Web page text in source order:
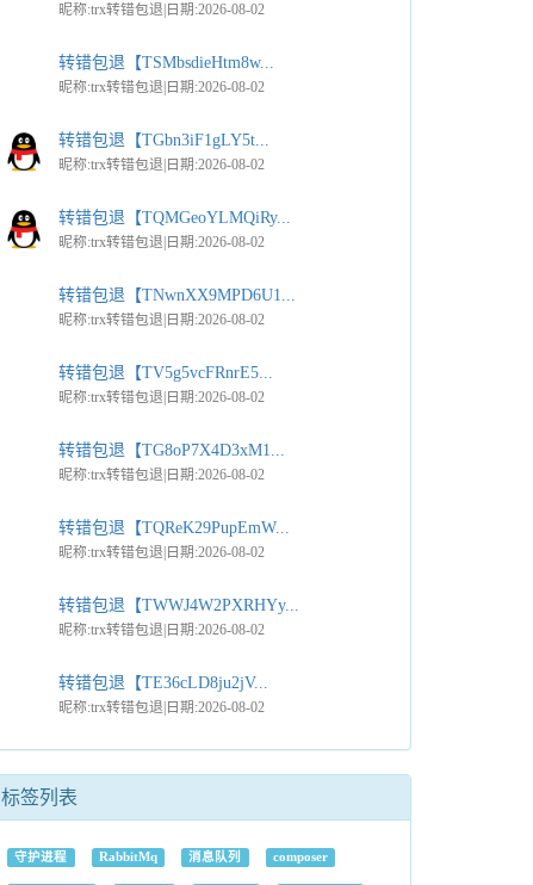
昵称:trx转错包退|日期:2026-08-02
转错包退【TSMbsdieHtm8w...
昵称:trx转错包退|日期:2026-08-02
转错包退【TGbn3iF1gLY5t...
昵称:trx转错包退|日期:2026-08-02
转错包退【TQMGeoYLMQiRy...
昵称:trx转错包退|日期:2026-08-02
转错包退【TNwnXX9MPD6U1...
昵称:trx转错包退|日期:2026-08-02
转错包退【TV5g5vcFRnrE5...
昵称:trx转错包退|日期:2026-08-02
转错包退【TG8oP7X4D3xM1...
昵称:trx转错包退|日期:2026-08-02
转错包退【TQReK29PupEmW...
昵称:trx转错包退|日期:2026-08-02
转错包退【TWWJ4W2PXRHYy...
昵称:trx转错包退|日期:2026-08-02
转错包退【TE36cLD8ju2jV...
昵称:trx转错包退|日期:2026-08-02
标签列表
守护进程 RabbitMq 消息队列 composer